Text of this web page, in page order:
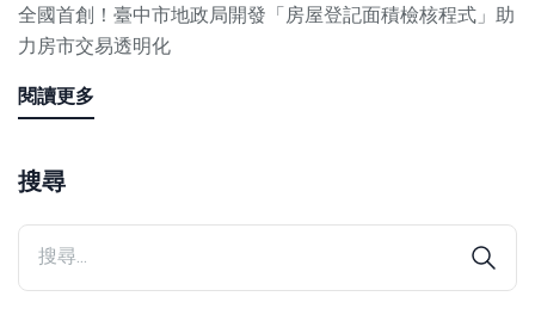
全國首創！臺中市地政局開發「房屋登記面積檢核程式」助
力房市交易透明化
閱讀更多
搜尋